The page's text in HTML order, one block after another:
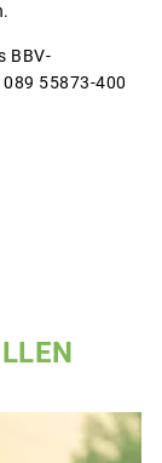
BBV-
55873-400